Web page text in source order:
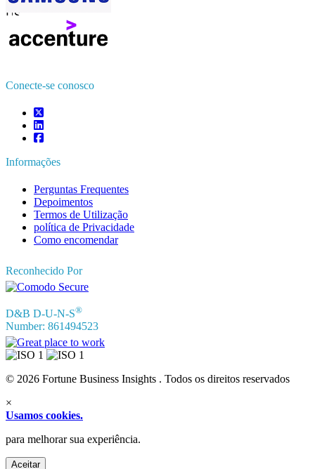
US
+44 808 502 0280 (chamada gratuita )
APAC+91 744 740 1245
Conecte-se conosco
Informações
Perguntas Frequentes
Depoimentos
Termos de Utilização
política de Privacidade
Como encomendar
Reconhecido Por
D&B D-U-N-S®
Number: 861494523
© 2026 Fortune Business Insights . Todos os direitos reservados
×
Usamos cookies.
para melhorar sua experiência.
Aceitar